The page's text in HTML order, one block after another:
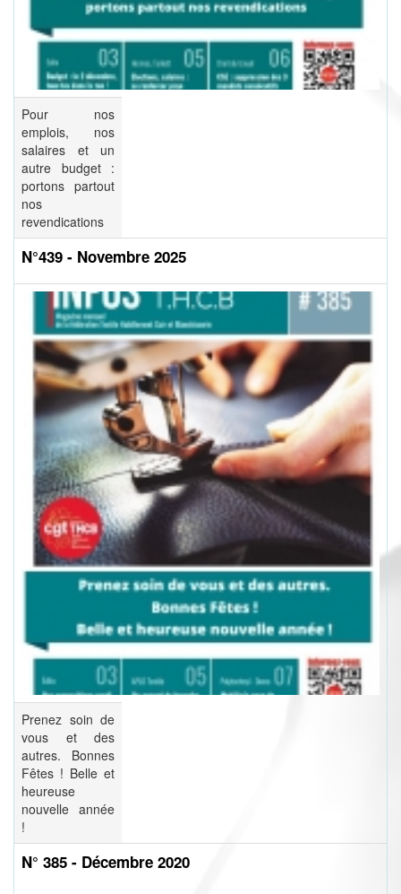
Pour nos
emplois, nos
salaires et un
autre budget :
portons partout
nos
revendications
N°439 - Novembre 2025
Prenez soin de
vous et des
autres. Bonnes
Fêtes ! Belle et
heureuse
nouvelle année
!
N° 385 - Décembre 2020